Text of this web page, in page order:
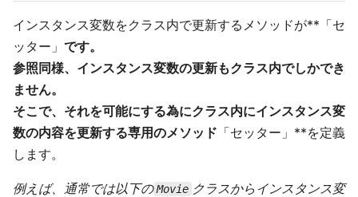
インスタンス変数をクラス内で更新するメソッドが**「セ
ッター」 です。
参照同様、インスタンス変数の更新もクラス内でしかでき
ません。
そこで、それを可能にする為にクラス内にインスタンス変
数の内容を更新する専用のメソッド 「セッター」**を定義
します。
例えば、通常では以下の Movie クラスからインスタンス変